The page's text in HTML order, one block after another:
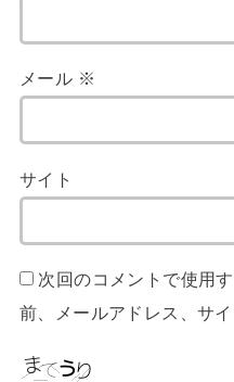
メール ※
サイト
次回のコメントで使用
前、メールアドレス、サイ